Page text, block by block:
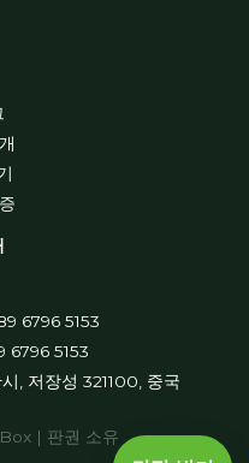
6796 5153
6796 5153
, 저장성 321100, 중국
| 판권 소유